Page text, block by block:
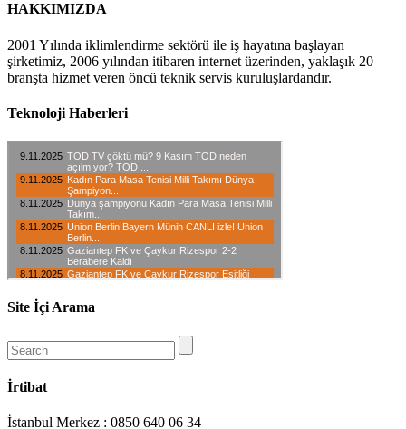
HAKKIMIZDA
2001 Yılında iklimlendirme sektörü ile iş hayatına başlayan
şirketimiz, 2006 yılından itibaren internet üzerinden, yaklaşık 20
branşta hizmet veren öncü teknik servis kuruluşlardandır.
Teknoloji Haberleri
Site İçi Arama
İrtibat
İstanbul Merkez : 0850 640 06 34